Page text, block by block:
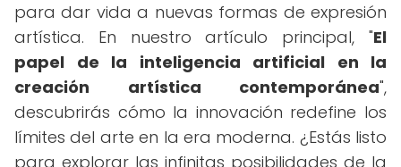
para dar vida a nuevas formas de expresión
artística. En nuestro artículo principal, "El
papel de la inteligencia artificial en la
creación artística contemporánea",
descubrirás cómo la innovación redefine los
límites del arte en la era moderna. ¿Estás listo
para explorar las infinitas posibilidades de la